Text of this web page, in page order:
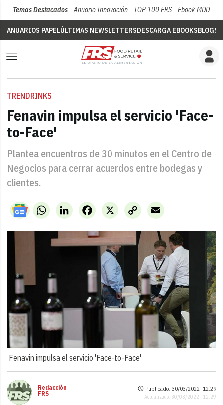
Temas Destacados Anuario Innovación TOP 100 FRS Ebook MDD
ANUARIOS PAPELÚLTIMAS NEWSLETTERSDESCARGA EBOOKSBLOGS
TRENDRINKS
Fenavin impulsa el servicio 'Face-
to-Face'
Plantea encuentros de 30 minutos en el Centro de
Negocios para cerrar acuerdos entre bodegas y
clientes.
WhatsAppLinkedIn X
Facebook
Copy
Link
Email
Fenavin impulsa el servicio 'Face-to-Face'
Redacción
FRS
Publicado: 30/03/2022 ·12:29
Actualizado: 30/03/2022 · 12:29